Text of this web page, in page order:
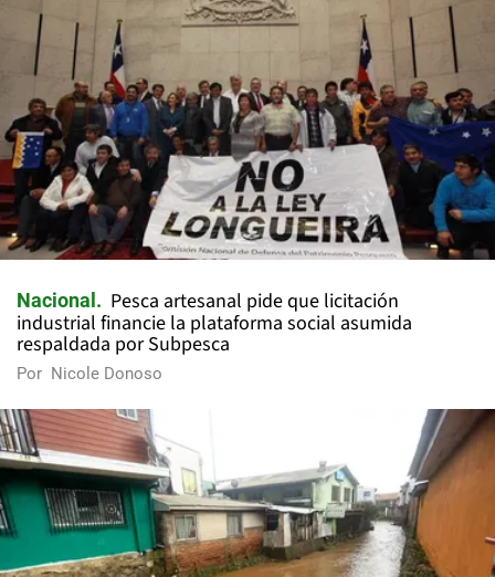
Nacional
Pesca artesanal pide que licitación
industrial financie la plataforma social asumida
respaldada por Subpesca
Por Nicole Donoso